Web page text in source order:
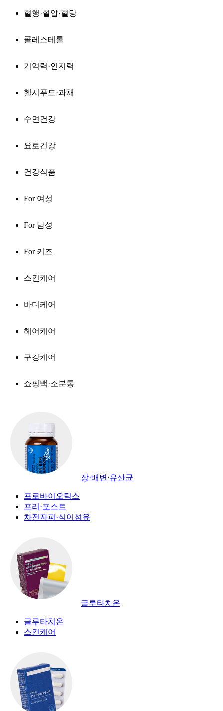
혈행·혈압·혈당
콜레스테롤
기억력·인지력
헬시푸드·과채
수면건강
요로건강
건강식품
For 여성
For 남성
For 키즈
스킨케어
바디케어
헤어케어
구강케어
쇼핑백·소분통
장·배변·유산균
프로바이오틱스
프리·포스트
차전자피·식이섬유
글루타치온
글루타치온
스킨케어